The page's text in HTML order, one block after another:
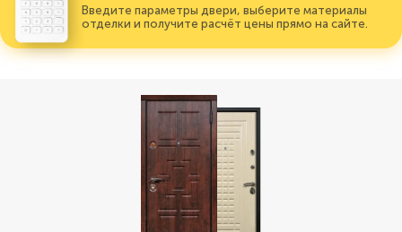
Введите параметры двери, выберите материалы
отделки и получите расчёт цены прямо на сайте.